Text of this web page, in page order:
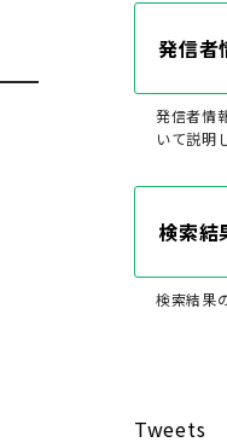
発信者
発信者情
いて説明
検索結
検索結果
Tweets